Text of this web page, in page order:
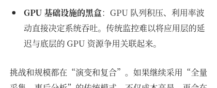
GPU 基础设施的黑盒：GPU 队列积压、利用率波
动直接决定系统吞吐。传统监控难以将应用层的延
迟与底层的 GPU 资源争用关联起来。
挑战和规模都在“演变和复合”。如果继续采用“全量